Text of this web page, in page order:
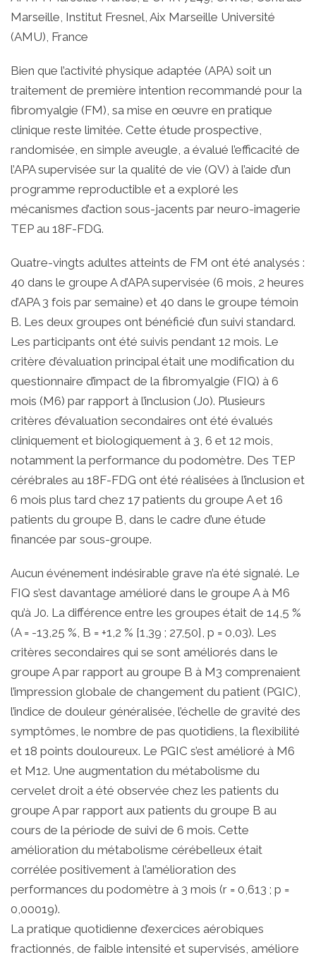
Marseille, Institut Fresnel, Aix Marseille Université
(AMU), France
Bien que l’activité physique adaptée (APA) soit un
traitement de première intention recommandé pour la
fibromyalgie (FM), sa mise en œuvre en pratique
clinique reste limitée. Cette étude prospective,
randomisée, en simple aveugle, a évalué l’efficacité de
l’APA supervisée sur la qualité de vie (QV) à l’aide d’un
programme reproductible et a exploré les
mécanismes d’action sous-jacents par neuro-imagerie
TEP au 18F-FDG.
Quatre-vingts adultes atteints de FM ont été analysés :
40 dans le groupe A d’APA supervisée (6 mois, 2 heures
d’APA 3 fois par semaine) et 40 dans le groupe témoin
B. Les deux groupes ont bénéficié d’un suivi standard.
Les participants ont été suivis pendant 12 mois. Le
critère d’évaluation principal était une modification du
questionnaire d’impact de la fibromyalgie (FIQ) à 6
mois (M6) par rapport à l’inclusion (J0). Plusieurs
critères d’évaluation secondaires ont été évalués
cliniquement et biologiquement à 3, 6 et 12 mois,
notamment la performance du podomètre. Des TEP
cérébrales au 18F-FDG ont été réalisées à l’inclusion et
6 mois plus tard chez 17 patients du groupe A et 16
patients du groupe B, dans le cadre d’une étude
financée par sous-groupe.
Aucun événement indésirable grave n’a été signalé. Le
FIQ s’est davantage amélioré dans le groupe A à M6
qu’à J0. La différence entre les groupes était de 14,5 %
(A = -13,25 %, B = +1,2 % [1,39 ; 27,50], p = 0,03). Les
critères secondaires qui se sont améliorés dans le
groupe A par rapport au groupe B à M3 comprenaient
l’impression globale de changement du patient (PGIC),
l’indice de douleur généralisée, l’échelle de gravité des
symptômes, le nombre de pas quotidiens, la flexibilité
et 18 points douloureux. Le PGIC s’est amélioré à M6
et M12. Une augmentation du métabolisme du
cervelet droit a été observée chez les patients du
groupe A par rapport aux patients du groupe B au
cours de la période de suivi de 6 mois. Cette
amélioration du métabolisme cérébelleux était
corrélée positivement à l’amélioration des
performances du podomètre à 3 mois (r = 0,613 ; p =
0,00019).
La ​​pratique quotidienne d’exercices aérobiques
fractionnés, de faible intensité et supervisés, améliore